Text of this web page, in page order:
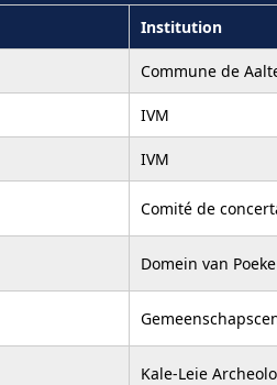
Institution
Commune de
IVM
IVM
Comité de
Domein van Poeke
Kale-Leie